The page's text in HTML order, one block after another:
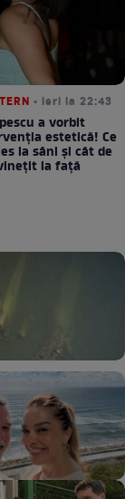
• ieri la 22:43
a vorbit
estetică! Ce
la sâni și cât de
la față